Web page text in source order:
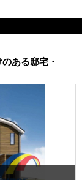
ある邸宅・